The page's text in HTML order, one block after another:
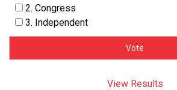
2. Congress
3. Independent
View Results